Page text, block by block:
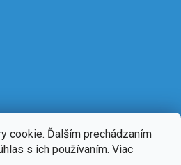
cookie. Ďalším prechádzaním
s ich používaním. Viac